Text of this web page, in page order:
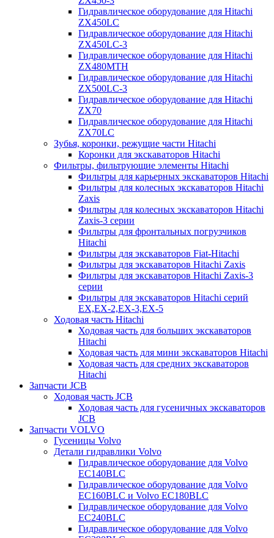
Гидравлическое оборудование для Hitachi
ZX450LC
Гидравлическое оборудование для Hitachi
ZX450LC-3
Гидравлическое оборудование для Hitachi
ZX480MTH
Гидравлическое оборудование для Hitachi
ZX500LC-3
Гидравлическое оборудование для Hitachi
ZX70
Гидравлическое оборудование для Hitachi
ZX70LC
Зубья, коронки, режущие части Hitachi
Коронки для экскаваторов Hitachi
Фильтры, фильтрующие элементы Hitachi
Фильтры для карьерных экскаваторов Hitachi
Фильтры для колесных экскаваторов Hitachi
Zaxis
Фильтры для колесных экскаваторов Hitachi
Zaxis-3 серии
Фильтры для фронтальных погрузчиков
Hitachi
Фильтры для экскаваторов Fiat-Hitachi
Фильтры для экскаваторов Hitachi Zaxis
Фильтры для экскаваторов Hitachi Zaxis-3
серии
Фильтры для экскаваторов Hitachi серий
EX,EX-2,EX-3,EX-5
Ходовая часть Hitachi
Ходовая часть для больших экскаваторов
Hitachi
Ходовая часть для мини экскаваторов Hitachi
Ходовая часть для средних экскаваторов
Hitachi
Запчасти JCB
Ходовая часть JCB
Ходовая часть для гусеничных экскаваторов
JCB
Запчасти VOLVO
Гусеницы Volvo
Детали гидравлики Volvo
Гидравлическое оборудование для Volvo
EC140BLC
Гидравлическое оборудование для Volvo
EC160BLC и Volvo EC180BLC
Гидравлическое оборудование для Volvo
EC240BLC
Гидравлическое оборудование для Volvo